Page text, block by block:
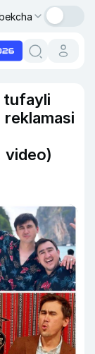
tufayli
reklamasi
video)